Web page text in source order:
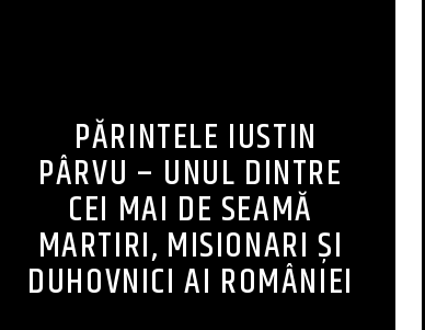
PĂRINTELE IUSTIN
PÂRVU – UNUL DINTRE
CEI MAI DE SEAMĂ
MARTIRI, MISIONARI ŞI
DUHOVNICI AI ROMÂNIEI